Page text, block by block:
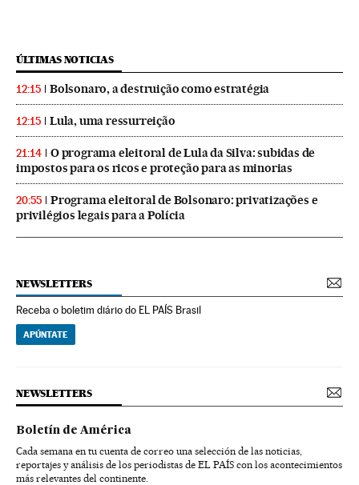
ÚLTIMAS NOTICIAS
12:15 Bolsonaro, a destruição como estratégia
12:15 Lula, uma ressurreição
21:14
O programa eleitoral de Lula da Silva: subidas de
impostos para os ricos e proteção para as minorias
20:55
Programa eleitoral de Bolsonaro: privatizações e
privilégios legais para a Polícia
NEWSLETTERS
Receba o boletim diário do EL PAÍS Brasil
APÚNTATE
NEWSLETTERS
Boletín de América
Cada semana en tu cuenta de correo una selección de las noticias,
reportajes y análisis de los periodistas de EL PAÍS con los acontecimientos
más relevantes del continente.